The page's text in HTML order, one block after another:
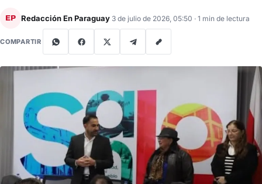
EP Redacción En Paraguay 3 de julio de 2026, 05:50 · 1 min de lectura
COMPARTIR